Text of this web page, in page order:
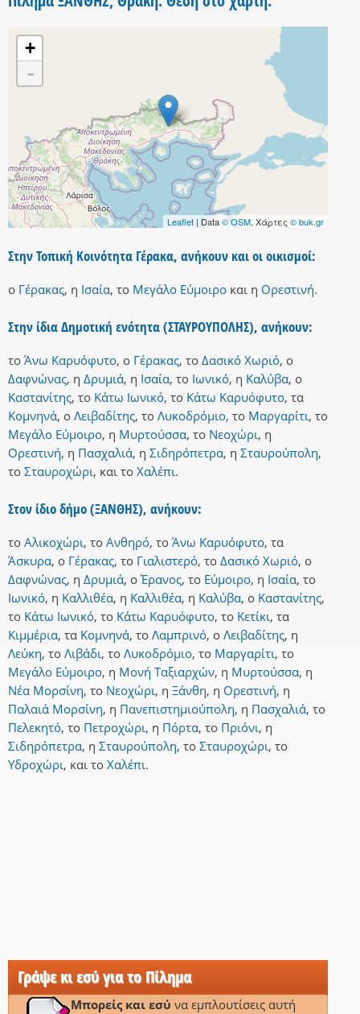
+
-
Leaflet | Data© OSM, Χάρτες © buk.gr
Στην Τοπική Κοινότητα Γέρακα, ανήκουν και οι οικισμοί:
ο Γέρακας, η Ισαία, το Μεγάλο Εύμοιρο και η Ορεστινή.
Στην ίδια Δημοτική ενότητα (ΣΤΑΥΡΟΥΠΟΛΗΣ), ανήκουν:
το Άνω Καρυόφυτο, ο Γέρακας, το Δασικό Χωριό, ο
Δαφνώνας, η Δρυμιά, η Ισαία, το Ιωνικό, η Καλύβα, ο
Καστανίτης, το Κάτω Ιωνικό, το Κάτω Καρυόφυτο, τα
Κομνηνά, ο Λειβαδίτης, το Λυκοδρόμιο, το Μαργαρίτι, το
Μεγάλο Εύμοιρο, η Μυρτούσσα, το Νεοχώρι, η
Ορεστινή, η Πασχαλιά, η Σιδηρόπετρα, η Σταυρούπολη,
το Σταυροχώρι, και το Χαλέπι.
Στον ίδιο δήμο (ΞΑΝΘΗΣ), ανήκουν:
το Αλικοχώρι, το Ανθηρό, το Άνω Καρυόφυτο, τα
Άσκυρα, ο Γέρακας, το Γιαλιστερό, το Δασικό Χωριό, ο
Δαφνώνας, η Δρυμιά, ο Έρανος, το Εύμοιρο, η Ισαία, το
Ιωνικό, η Καλλιθέα, η Καλλιθέα, η Καλύβα, ο Καστανίτης,
το Κάτω Ιωνικό, το Κάτω Καρυόφυτο, το Κετίκι, τα
Κιμμέρια, τα Κομνηνά, το Λαμπρινό, ο Λειβαδίτης, η
Λεύκη, το Λιβάδι, το Λυκοδρόμιο, το Μαργαρίτι, το
Μεγάλο Εύμοιρο, η Μονή Ταξιαρχών, η Μυρτούσσα, η
Νέα Μορσίνη, το Νεοχώρι, η Ξάνθη, η Ορεστινή, η
Παλαιά Μορσίνη, η Πανεπιστημιούπολη, η Πασχαλιά, το
Πελεκητό, το Πετροχώρι, η Πόρτα, το Πριόνι, η
Σιδηρόπετρα, η Σταυρούπολη, το Σταυροχώρι, το
Υδροχώρι, και το Χαλέπι.
Γράψε κι εσύ για το Πίλημα
Μπορείς και εσύ να εμπλουτίσεις αυτή